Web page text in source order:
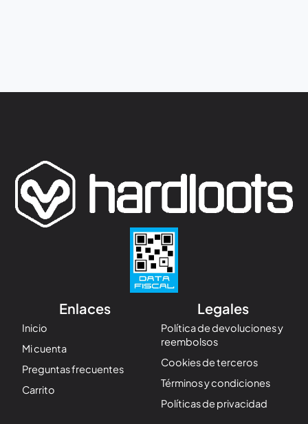
Enlaces
Inicio
Mi cuenta
Preguntas frecuentes
Carrito
Legales
Política de devoluciones y
reembolsos
Cookies de terceros
Términos y condiciones
Políticas de privacidad